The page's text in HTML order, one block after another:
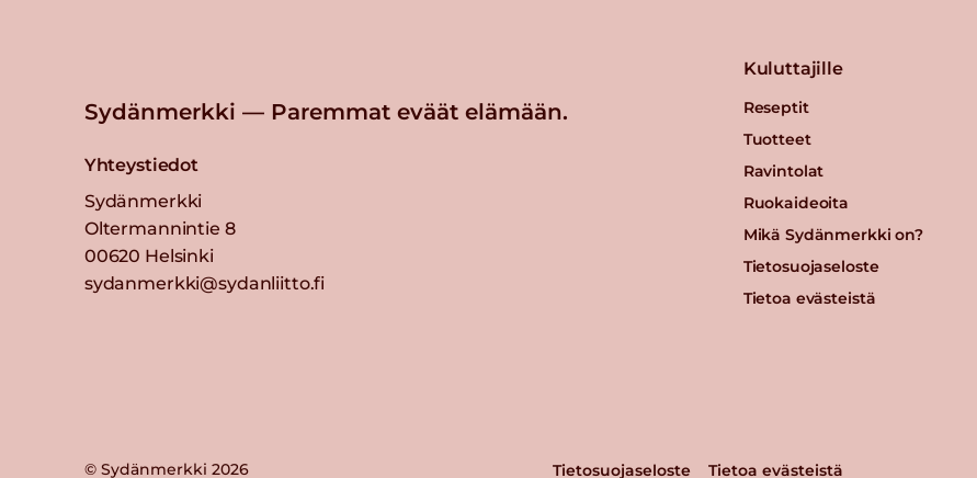
Sydänmerkki — Paremmat eväät elämään.
Yhteystiedot
Sydänmerkki
Oltermannintie 8
00620 Helsinki
sydanmerkki@sydanliitto.fi
Kuluttajille
Reseptit
Tuotteet
Ravintolat
Ruokaideoita
Mikä Sydänmerkki on?
Tietosuojaseloste
Tietoa evästeistä
© Sydänmerkki 2026 Tietosuojaseloste Tietoa evästeistä